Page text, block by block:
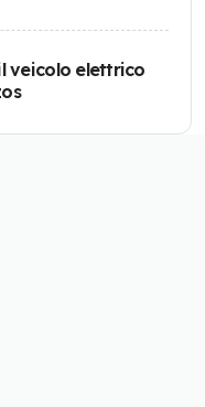
veicolo elettrico